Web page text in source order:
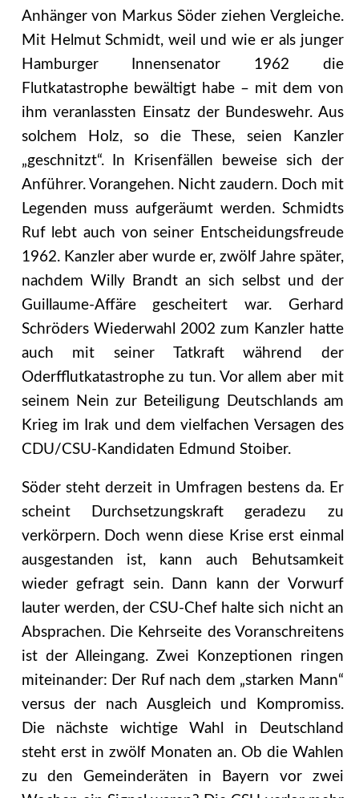
Anhänger von Markus Söder ziehen Vergleiche.
Mit Helmut Schmidt, weil und wie er als junger
Hamburger Innensenator 1962 die
Flutkatastrophe bewältigt habe – mit dem von
ihm veranlassten Einsatz der Bundeswehr. Aus
solchem Holz, so die These, seien Kanzler
„geschnitzt“. In Krisenfällen beweise sich der
Anführer. Vorangehen. Nicht zaudern. Doch mit
Legenden muss aufgeräumt werden. Schmidts
Ruf lebt auch von seiner Entscheidungsfreude
1962. Kanzler aber wurde er, zwölf Jahre später,
nachdem Willy Brandt an sich selbst und der
Guillaume-Affäre gescheitert war. Gerhard
Schröders Wiederwahl 2002 zum Kanzler hatte
auch mit seiner Tatkraft während der
Oderfflutkatastrophe zu tun. Vor allem aber mit
seinem Nein zur Beteiligung Deutschlands am
Krieg im Irak und dem vielfachen Versagen des
CDU/CSU-Kandidaten Edmund Stoiber.
Söder steht derzeit in Umfragen bestens da. Er
scheint Durchsetzungskraft geradezu zu
verkörpern. Doch wenn diese Krise erst einmal
ausgestanden ist, kann auch Behutsamkeit
wieder gefragt sein. Dann kann der Vorwurf
lauter werden, der CSU-Chef halte sich nicht an
Absprachen. Die Kehrseite des Voranschreitens
ist der Alleingang. Zwei Konzeptionen ringen
miteinander: Der Ruf nach dem „starken Mann“
versus der nach Ausgleich und Kompromiss.
Die nächste wichtige Wahl in Deutschland
steht erst in zwölf Monaten an. Ob die Wahlen
zu den Gemeinderäten in Bayern vor zwei